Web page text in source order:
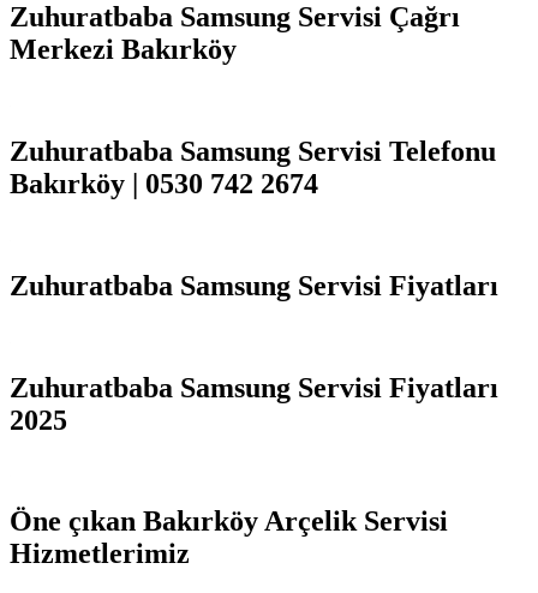
Zuhuratbaba Samsung Servisi Çağrı
Merkezi Bakırköy
Zuhuratbaba Samsung Servisi Telefonu
Bakırköy | 0530 742 2674
Zuhuratbaba Samsung Servisi Fiyatları
Zuhuratbaba Samsung Servisi Fiyatları
2025
Öne çıkan Bakırköy Arçelik Servisi
Hizmetlerimiz